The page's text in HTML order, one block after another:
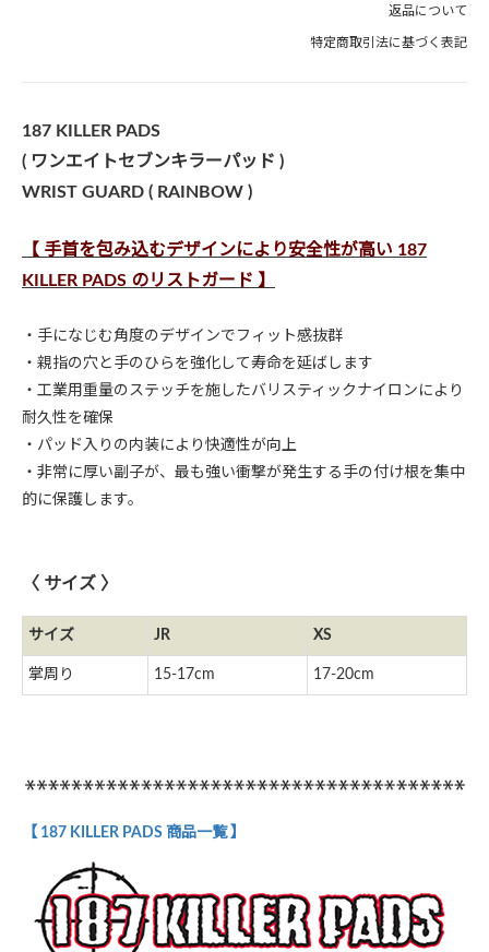
返品について
特定商取引法に基づく表記
187 KILLER PADS
( ワンエイトセブンキラーパッド )
WRIST GUARD ( RAINBOW )
【 手首を包み込むデザインにより安全性が高い 187
KILLER PADS のリストガード 】
・手になじむ角度のデザインでフィット感抜群
・親指の穴と手のひらを強化して寿命を延ばします
・工業用重量のステッチを施したバリスティックナイロンにより
耐久性を確保
・パッド入りの内装により快適性が向上
・非常に厚い副子が、最も強い衝撃が発生する手の付け根を集中
的に保護します。
〈 サイズ 〉
サイズ JR XS
掌周り 15-17cm 17-20cm
【 187 KILLER PADS 商品一覧 】